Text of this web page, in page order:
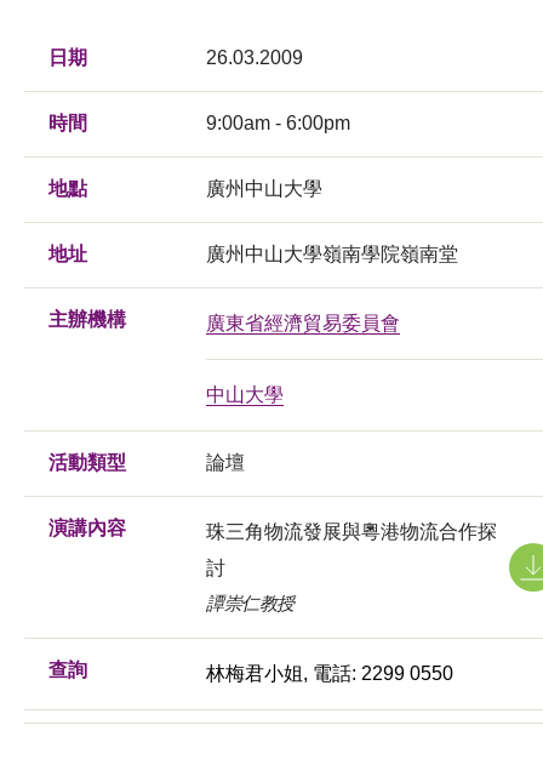
日期 26.03.2009
時間 9:00am - 6:00pm
地點 廣州中山大學
地址 廣州中山大學嶺南學院嶺南堂
主辦機構 廣東省經濟貿易委員會
中山大學
活動類型 論壇
演講內容
珠三角物流發展與粵港物流合作探
討
譚崇仁教授
查詢 林梅君小姐, 電話: 2299 0550